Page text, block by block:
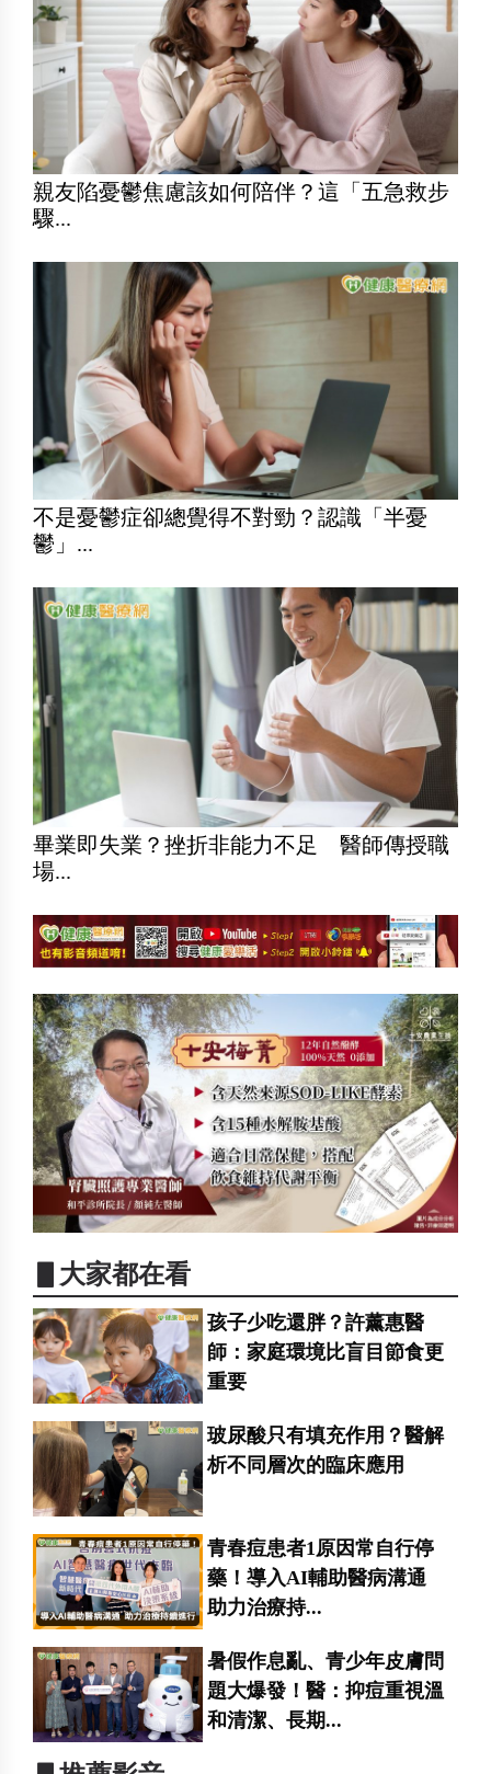
親友陷憂鬱焦慮該如何陪伴？這「五急救步
驟...
不是憂鬱症卻總覺得不對勁？認識「半憂
鬱」...
畢業即失業？挫折非能力不足 醫師傳授職
場...
▋大家都在看
孩子少吃還胖？許薰惠醫
師：家庭環境比盲目節食更
重要
玻尿酸只有填充作用？醫解
析不同層次的臨床應用
青春痘患者1原因常自行停
藥！導入AI輔助醫病溝通
助力治療持...
暑假作息亂、青少年皮膚問
題大爆發！醫：抑痘重視溫
和清潔、長期...